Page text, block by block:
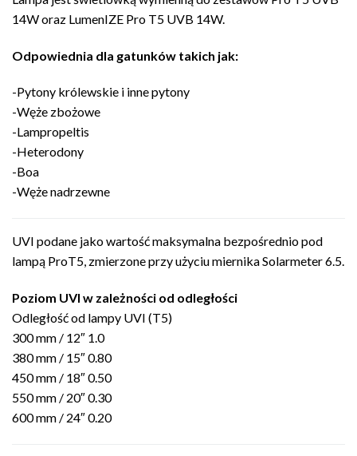
14W oraz LumenIZE Pro T5 UVB 14W.
Odpowiednia dla gatunków takich jak:
-Pytony królewskie i inne pytony
-Węże zbożowe
-Lampropeltis
-Heterodony
-Boa
-Węże nadrzewne
UVI podane jako wartość maksymalna bezpośrednio pod
lampą ProT5, zmierzone przy użyciu miernika Solarmeter 6.5.
Poziom UVI w zależności od odległości
Odległość od lampy UVI (T5)
300 mm / 12″ 1.0
380 mm / 15″ 0.80
450 mm / 18″ 0.50
550 mm / 20″ 0.30
600 mm / 24″ 0.20